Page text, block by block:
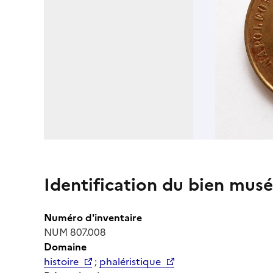
Identification du bien
Numéro d'inventaire
NUM 807.008
Domaine
histoire
; phaléristique